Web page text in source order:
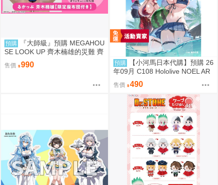
預購
『大師級』預購 MEGAHOU
SE LOOK UP 齊木楠雄的災難 齊
木楠雄 套組 附特典
售價 990 預購
【小河馬日本代購】預購 26
年09月 C108 Hololive NOEL AR
T part.8 繪師:わたお
售價 490